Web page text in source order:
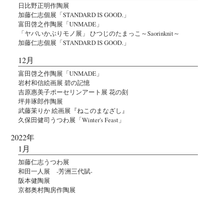
日比野正明作陶展
加藤仁志個展「STANDARD IS GOOD.」
富田啓之作陶展「UNMADE」
「ヤバいかぶりモノ展」 ひつじのたまっこ～Saorinknit～
加藤仁志個展「STANDARD IS GOOD.」
12月
富田啓之作陶展「UNMADE」
岩村和信絵画展 碧の記憶
吉原惠美子ポーセリンアート展 花の刻
坪井琢郎作陶展
武藤茉りか 絵画展『ねこのまなざし』
久保田健司うつわ展「Winter's Feast」
2022年
1月
加藤仁志うつわ展
和田一人展 -芳洲三代賦-
阪本健陶展
京都奥村陶房作陶展